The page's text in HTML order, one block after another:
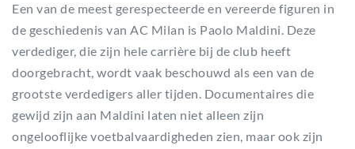
Een van de meest gerespecteerde en vereerde figuren in
de geschiedenis van AC Milan is Paolo Maldini. Deze
verdediger, die zijn hele carrière bij de club heeft
doorgebracht, wordt vaak beschouwd als een van de
grootste verdedigers aller tijden. Documentaires die
gewijd zijn aan Maldini laten niet alleen zijn
ongelooflijke voetbalvaardigheden zien, maar ook zijn